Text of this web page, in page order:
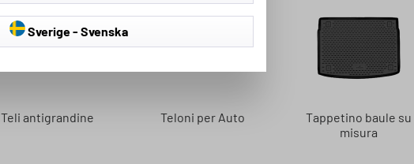
Teli antigrandine Teloni per Auto
Tappetino baule su
misura
Sverige - Svenska